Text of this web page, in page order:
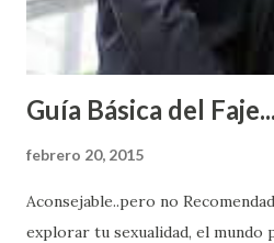
Guía Básica del Faje...
febrero 20, 2015
Aconsejable..pero no
explorar tu sexualidad, el mundo